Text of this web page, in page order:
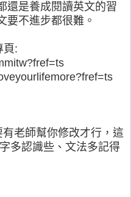
還是養成閱讀英文的習
要不進步都很難。
頁:
老師幫你修改才行，這
多認識些、文法多記得